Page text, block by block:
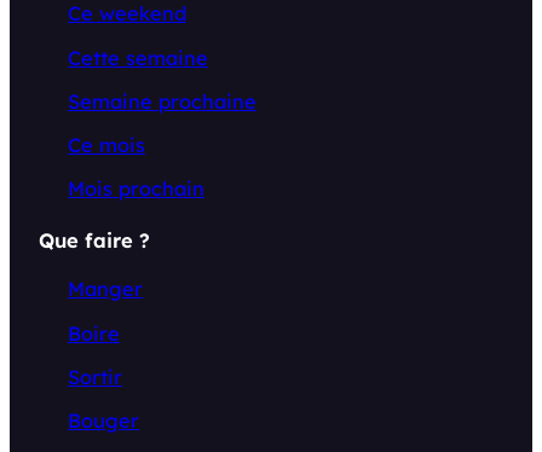
Ce weekend
Cette semaine
Semaine prochaine
Ce mois
Mois prochain
Que faire ?
Manger
Boire
Sortir
Bouger